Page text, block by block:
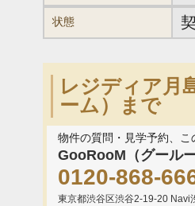
状態
レジディア月
ーム）まで
物件の質問・見学予約、
GooRooM（グール
0120-868-
東京都渋谷区渋谷2-19-20 Navi